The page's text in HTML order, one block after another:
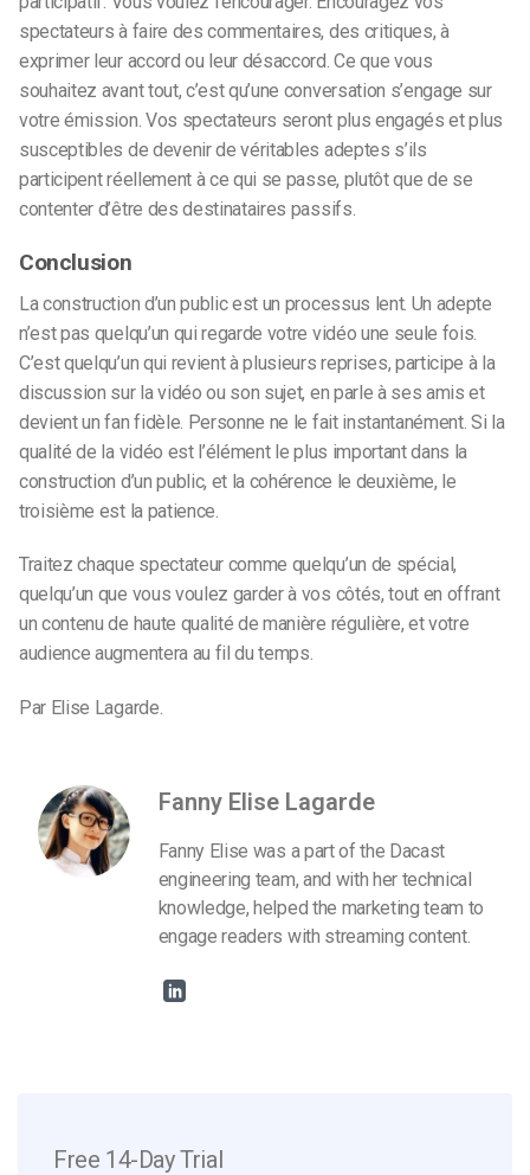
spectateurs à faire des commentaires, des critiques, à
exprimer leur accord ou leur désaccord. Ce que vous
souhaitez avant tout, c’est qu’une conversation s’engage sur
votre émission. Vos spectateurs seront plus engagés et plus
susceptibles de devenir de véritables adeptes s’ils
participent réellement à ce qui se passe, plutôt que de se
contenter d’être des destinataires passifs.
Conclusion
La construction d’un public est un processus lent. Un adepte
n’est pas quelqu’un qui regarde votre vidéo une seule fois.
C’est quelqu’un qui revient à plusieurs reprises, participe à la
discussion sur la vidéo ou son sujet, en parle à ses amis et
devient un fan fidèle. Personne ne le fait instantanément. Si la
qualité de la vidéo est l’élément le plus important dans la
construction d’un public, et la cohérence le deuxième, le
troisième est la patience.
Traitez chaque spectateur comme quelqu’un de spécial,
quelqu’un que vous voulez garder à vos côtés, tout en offrant
un contenu de haute qualité de manière régulière, et votre
audience augmentera au fil du temps.
Par Elise Lagarde.
Fanny Elise Lagarde
Fanny Elise was a part of the Dacast
engineering team, and with her technical
knowledge, helped the marketing team to
engage readers with streaming content.
Free 14-Day Trial